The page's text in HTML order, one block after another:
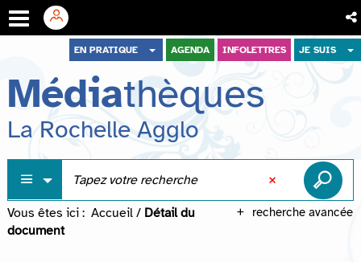
menu
contenu
recherche
EN PRATIQUE AGENDA INFOLETTRES JE SUIS
Médiathèques
La Rochelle Agglo
recherche avancée
Vous êtes ici : Accueil / Détail du
document